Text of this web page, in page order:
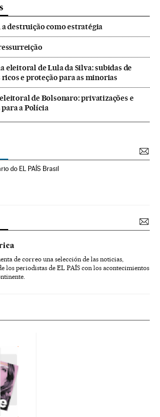
destruição como estratégia
eleitoral de Lula da Silva: subidas de
e proteção para as minorias
de Bolsonaro: privatizações e
a Polícia
do EL PAÍS Brasil
de correo una selección de las noticias,
los periodistas de EL PAÍS con los acontecimientos